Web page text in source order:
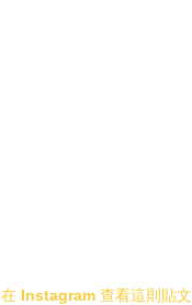
在 Instagram 查看這則貼文